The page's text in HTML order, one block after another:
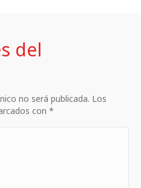
del
no será publicada. Los
con *